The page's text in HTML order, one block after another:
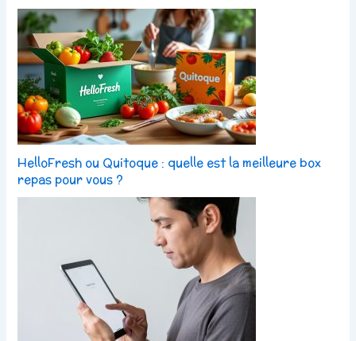
HelloFresh ou Quitoque : quelle est la meilleure box
repas pour vous ?